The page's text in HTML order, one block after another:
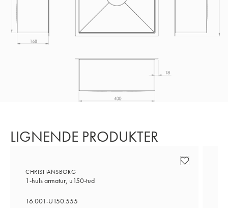
LIGNENDE PRODUKTER
CHRISTIANSBORG
1-huls armatur, u150-tud
16.001-U150.555